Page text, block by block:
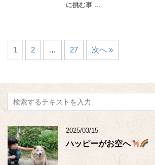
に挑む事 …
1 2 … 27 次へ »
2025/03/15
ハッピーがお空へ